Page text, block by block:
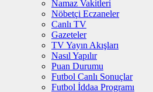
Namaz Vakitleri
Nöbetçi Eczaneler
Canlı TV
Gazeteler
TV Yayın Akışları
Nasıl Yapılır
Puan Durumu
Futbol Canlı Sonuçlar
Futbol İddaa Programı